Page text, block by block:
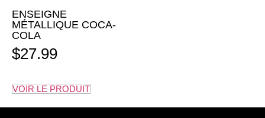
ENSEIGNE
MÉTALLIQUE COCA-
COLA
$27.99
VOIR LE PRODUIT